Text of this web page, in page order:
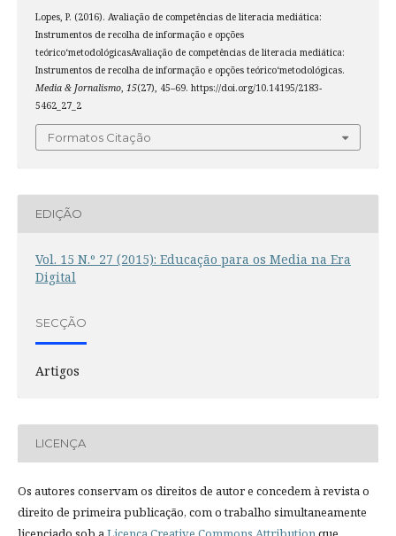
Lopes, P. (2016). Avaliação de competências de literacia mediática:
Instrumentos de recolha de informação e opções
teórico‘metodológicasAvaliação de competências de literacia mediática:
Instrumentos de recolha de informação e opções teórico‘metodológicas.
Media & Jornalismo, 15(27), 45–69. https://doi.org/10.14195/2183-
5462_27_2
Formatos Citação
EDIÇÃO
Vol. 15 N.º 27 (2015): Educação para os Media na Era
Digital
SECÇÃO
Artigos
LICENÇA
Os autores conservam os direitos de autor e concedem à revista o
direito de primeira publicação, com o trabalho simultaneamente